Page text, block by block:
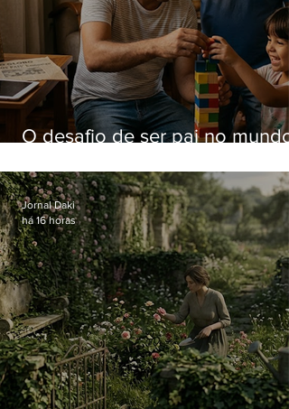
O desafio de ser pai no mundo
Jornal Daki
há 16 horas